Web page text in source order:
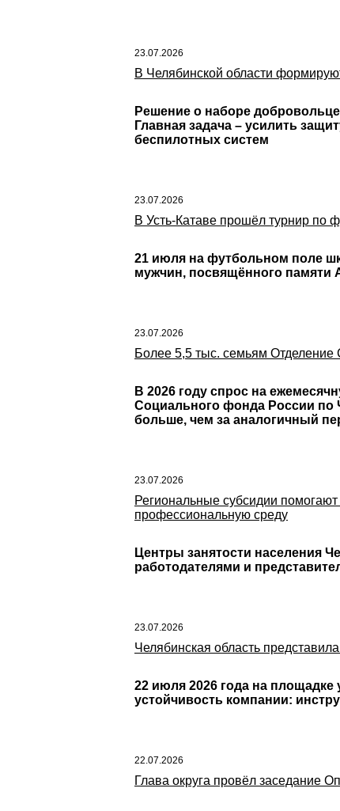
23.07.2026
В Челябинской области
Решение о наборе
Главная задача – усилить
беспилотных систем
23.07.2026
В Усть-Катаве прошёл турнир по
21 июля на футбольном поле
мужчин, посвящённого памяти
23.07.2026
Более 5,5 тыс. семьям Отделение
В 2026 году спрос на
Социального фонда России по
больше, чем за аналогичный
23.07.2026
Региональные субсидии
профессиональную среду
Центры занятости населения
работодателями и
23.07.2026
Челябинская область
22 июля 2026 года на площадке
устойчивость компании:
22.07.2026
Глава округа провёл заседание